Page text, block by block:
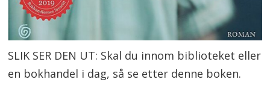
SLIK SER DEN UT: Skal du innom biblioteket eller
en bokhandel i dag, så se etter denne boken.